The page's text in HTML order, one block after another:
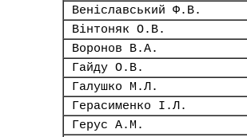
Веніславський Ф.В.
Вінтоняк О.В.
Воронов В.А.
Гайду О.В.
Галушко М.Л.
Герасименко І.Л.
Герус А.М.